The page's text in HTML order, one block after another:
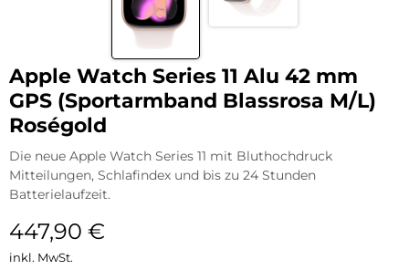
Apple Watch Series 11 Alu 42 mm
GPS (Sportarmband Blassrosa M/L)
Roségold
Die neue Apple Watch Series 11 mit Bluthochdruck
Mitteilungen, Schlafindex und bis zu 24 Stunden
Batterielaufzeit.
447,90 €
inkl. MwSt.